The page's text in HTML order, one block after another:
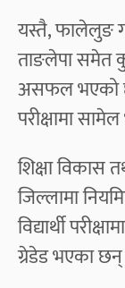
यस्तै, फालेलुङ
ताङलेपा समेत
असफल भएको छ
परीक्षामा
शिक्षा विकास
जिल्लामा
विद्यार्थी
ग्रेडेड भएका